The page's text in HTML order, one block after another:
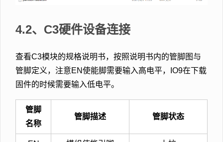
4.2、C3硬件设备连接
查看C3模块的规格说明书，按照说明书内的管脚图与
管脚定义，注意EN使能脚需要输入高电平，IO9在下载
固件的时候需要输入低电平。
管脚
名称
管脚描述 管脚状态